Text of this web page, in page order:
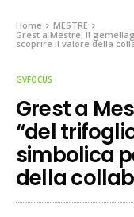
Home
MESTRE
Grest a Mestre, il
scoprire il valore della
GVFOCUS
Grest a
“del
simbolica
della